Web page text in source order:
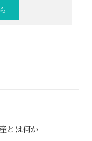
とは何か